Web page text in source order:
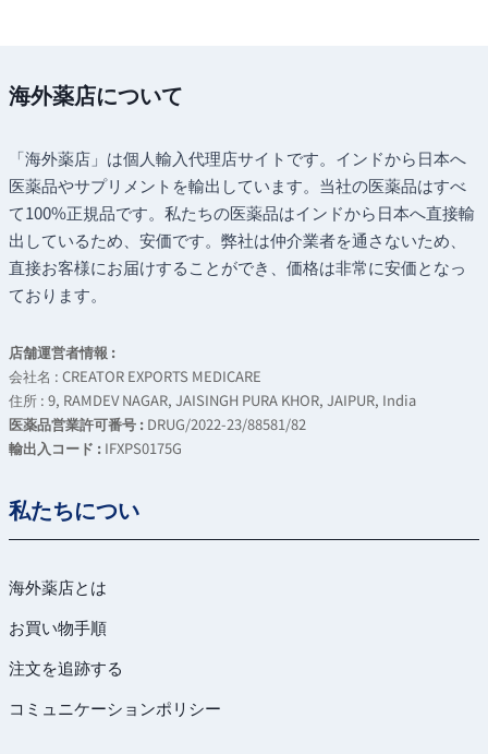
海外薬店について
「海外薬店」は個人輸入代理店サイトです。インドから日本へ
医薬品やサプリメントを輸出しています。当社の医薬品はすべ
て100%正規品です。私たちの医薬品はインドから日本へ直接輸
出しているため、安価です。弊社は仲介業者を通さないため、
直接お客様にお届けすることができ、価格は非常に安価となっ
ております。
店舗運営者情報 :
会社名 : CREATOR EXPORTS MEDICARE
住所 : 9, RAMDEV NAGAR, JAISINGH PURA KHOR, JAIPUR, India
医薬品営業許可番号 : DRUG/2022-23/88581/82
輸出入コード : IFXPS0175G
私たちについ
海外薬店とは
お買い物手順
注文を追跡する
コミュニケーションポリシー